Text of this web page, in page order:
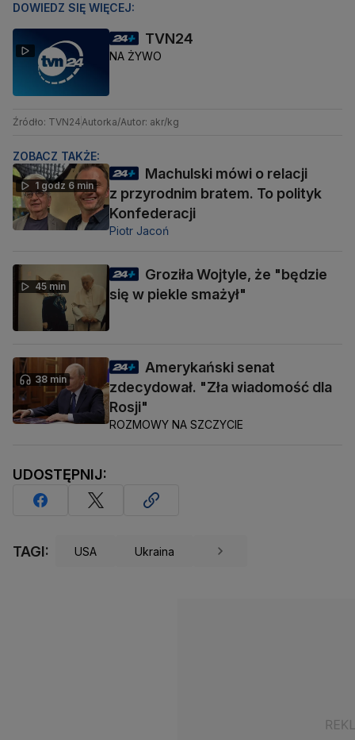
DOWIEDZ SIĘ WIĘCEJ:
TVN24
NA ŻYWO
Źródło: TVN24 Autorka/Autor: akr/kg
ZOBACZ TAKŻE:
1 godz 6 min
Machulski mówi o relacji
z przyrodnim bratem. To polityk
Konfederacji
Piotr Jacoń
45 min
Groziła Wojtyle, że "będzie
się w piekle smażył"
38 min
Amerykański senat
zdecydował. "Zła wiadomość dla
Rosji"
ROZMOWY NA SZCZYCIE
UDOSTĘPNIJ:
TAGI: USA Ukraina